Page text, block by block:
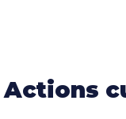
Actions